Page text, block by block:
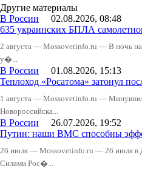
Другие материалы
В России 02.08.2026, 08:48
635 украинских БПЛА
2 августа — Mossovetinfo.ru — В ночь
у�...
В России 01.08.2026, 15:13
Теплоход «Росатома» затонул
1 августа — Mossovetinfo.ru —
Новороссийска...
В России 26.07.2026, 19:52
Путин: наши ВМС способны
26 июля — Mossovetinfo.ru — 26 июля в
Силами Рос�...